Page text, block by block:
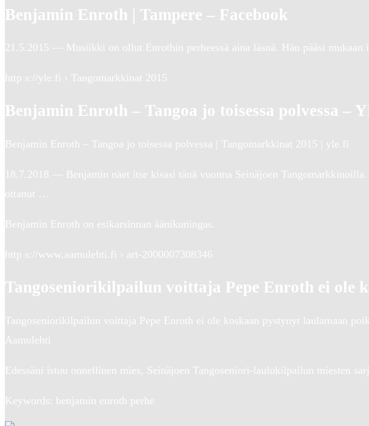
Benjamin Enroth | Tampere – Facebook
21.5.2015 — Musiikki on ollut Enrothin perheessä aina läsnä. Hän pääsi
http s://yle.fi › Tangomarkkinat 2015
Benjamin Enroth – Tangoa jo toisessa polvessa –
Benjamin Enroth – Tangoa jo toisessa polvessa | Tangomarkkinat 2015 | yle.fi
18.7.2018 — Benjamin näet itse kisasi tänä vuonna Seinäjoen
ottanut …
Benjamin Enroth on esikarsinnan äänikuningas.
http s://www.aamulehti.fi › art-2000007308346
Tangoseniorikilpailun voittaja Pepe Enroth ei ole
Tangoseniorikilpailun voittaja Pepe Enroth ei ole koskaan pystynyt laulamaan
Aamulehti
Edessäni istuu onnellinen mies, Seinäjoen Tangoseniori-laulukilpailun miesten
Keywords: benjamin enroth perhe